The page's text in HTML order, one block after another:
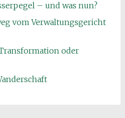
– und was nun?
vom Verwaltungsgericht
oder